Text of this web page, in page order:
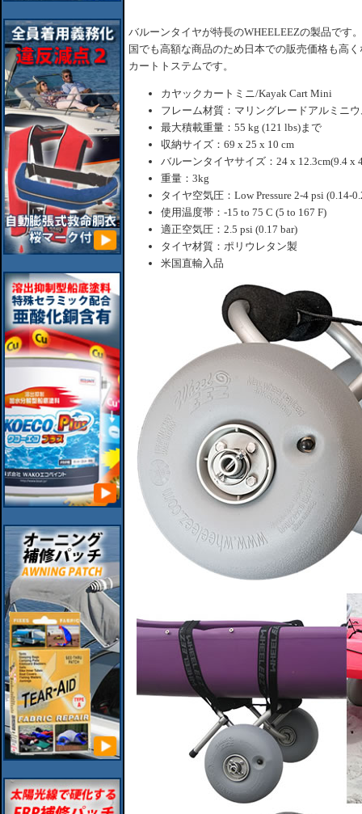
バルーンタイヤが特長のWHEELEEZの製品です
国でも高額な商品のため日本での販売価格も高
カートトステムです。
カヤックカートミニ/Kayak Cart Mini
フレーム材質：マリングレードアルミニ
最大積載重量：55 kg (121 lbs)まで
収納サイズ：69 x 25 x 10 cm
バルーンタイヤサイズ：24 x 12.3cm(9.4 x
重量：3kg
タイヤ空気圧：Low Pressure 2-4 psi (0.14-
使用温度帯：-15 to 75 C (5 to 167 F)
適正空気圧：2.5 psi (0.17 bar)
タイヤ材質：ポリウレタン製
米国直輸入品